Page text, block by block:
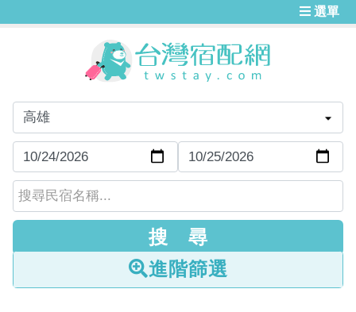
選單
進階篩選